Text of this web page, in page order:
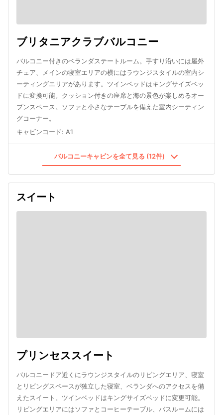
ブリタニアクラブバルコニー
バルコニー付きのベランダステートルーム。手すり沿いには屋外
チェア、メインの寝室エリアの横にはラウンジスタイルの室内シ
ーティングエリアがあります。ツインベッドはキングサイズベッ
ドに変換可能。クッション付きの座席と海の景色が楽しめるオー
プンスペース。ソファと小さなテーブルを備えた室内シーティン
グコーナー。
キャビンコード: A1
バルコニーキャビンを全て見る (12件)
スイート
プリンセススイート
バルコニードア近くにラウンジスタイルのリビングエリア、寝室
とリビングスペースが独立した寝室、ベランダへのアクセスを備
えたスイート。ツインベッドはキングサイズベッドに変更可能。
リビングエリアにはソファとコーヒーテーブル、バスルームには